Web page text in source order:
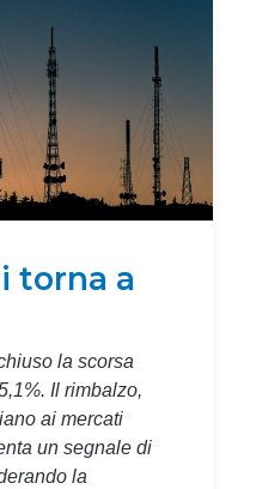
torna a
la scorsa
Il rimbalzo,
ai mercati
un segnale di
la